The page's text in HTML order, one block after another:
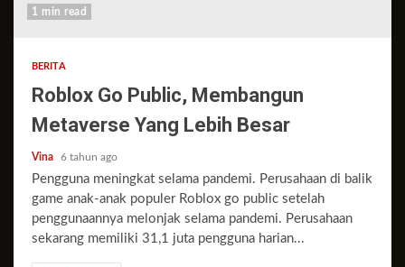
1 min read
BERITA
Roblox Go Public, Membangun
Metaverse Yang Lebih Besar
Vina 6 tahun ago
Pengguna meningkat selama pandemi. Perusahaan di balik
game anak-anak populer Roblox go public setelah
penggunaannya melonjak selama pandemi. Perusahaan
sekarang memiliki 31,1 juta pengguna harian...